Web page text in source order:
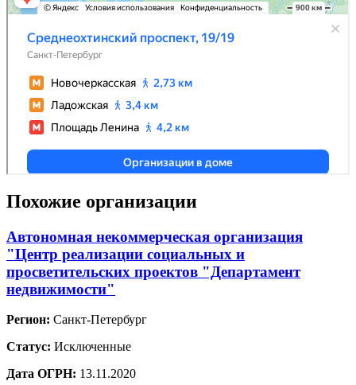
Похожие организации
Автономная некоммерческая организация
"Центр реализации социальных и
просветительских проектов "Департамент
недвижимости"
Регион: Санкт-Петербург
Статус: Исключенные
Дата ОГРН: 13.11.2020